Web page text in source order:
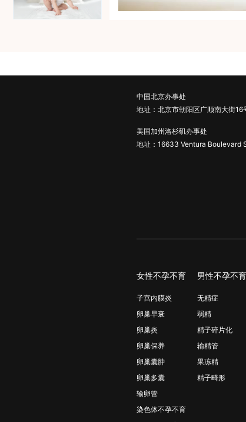
中国北京办事处
地址：北京市朝阳区广顺南大街16
美国加州洛杉矶办事处
地址：16633 Ventura Boulevard
女性不孕不育
子宫内膜炎
卵巢早衰
卵巢炎
卵巢保养
卵巢囊肿
卵巢多囊
输卵管
染色体不孕不育
男性不孕不育
无精症
弱精
精子碎片化
输精管
果冻精
精子畸形